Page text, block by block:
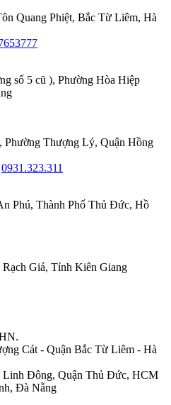
Quang Phiệt, Bắc Từ Liêm, Hà
số 5 cũ ), Phường Hòa Hiệp
Phường Thượng Lý, Quận Hồng
0931.323.311
Phú, Thành Phố Thủ Đức, Hồ
Giá, Tỉnh Kiên Giang
Cát - Quận Bắc Từ Liêm - Hà
Linh Đông, Quận Thủ Đức, HCM
Đà Nẵng